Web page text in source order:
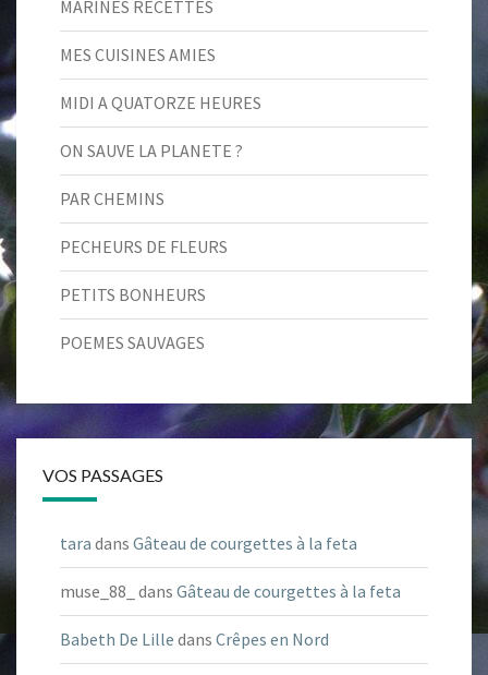
MARINES RECETTES
MES CUISINES AMIES
MIDI A QUATORZE HEURES
ON SAUVE LA PLANETE ?
PAR CHEMINS
PECHEURS DE FLEURS
PETITS BONHEURS
POEMES SAUVAGES
VOS PASSAGES
tara dans Gâteau de courgettes à la feta
muse_88_ dans Gâteau de courgettes à la feta
Babeth De Lille dans Crêpes en Nord